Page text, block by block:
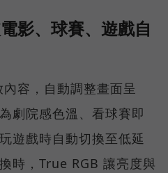
影、球賽、遊戲自
容，自動調整畫面呈
劇院感色溫、看球賽即
遊戲時自動切換至低延
時，True RGB 讓亮度與